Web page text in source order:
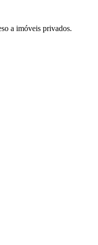
a imóveis privados.